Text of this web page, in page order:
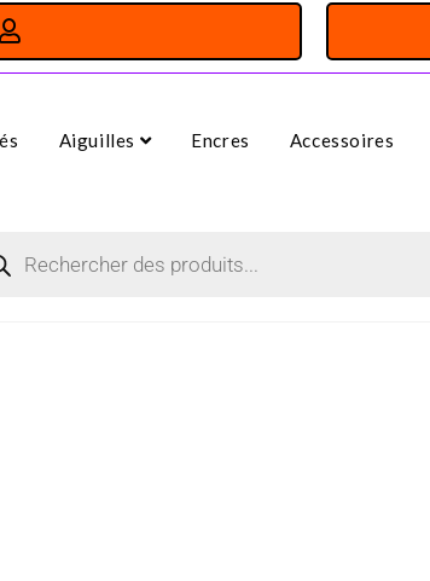
Aiguilles Encres Accessoires